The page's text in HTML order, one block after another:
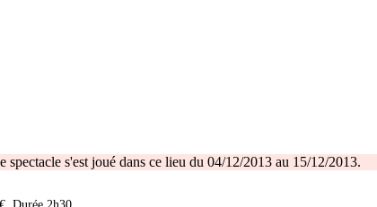
spectacle s'est joué dans ce lieu du 04/12/2013 au 15/12/2013.